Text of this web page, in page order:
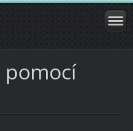
pomocí